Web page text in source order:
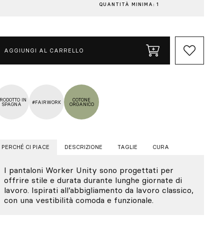
QUANTITÀ MINIMA: 1
AGGIUNGI AL CARRELLO
IN
SPAGNA
#FAIRWORK
COTONE
ORGANICO
PERCHÉ CI PIACE DESCRIZIONE TAGLIE CURA
I pantaloni Worker Unity sono progettati per
offrire stile e durata durante lunghe giornate di
lavoro. Ispirati all’abbigliamento da lavoro classico,
con una vestibilità comoda e funzionale.